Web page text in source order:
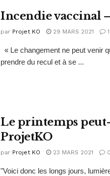
Incendie vaccinal
par Projet KO 29 MARS 2021 1
« Le changement ne peut venir
prendre du recul et à se ...
Le printemps
ProjetKO
par Projet KO 23 MARS 2021 0
"Voici donc les longs jours,